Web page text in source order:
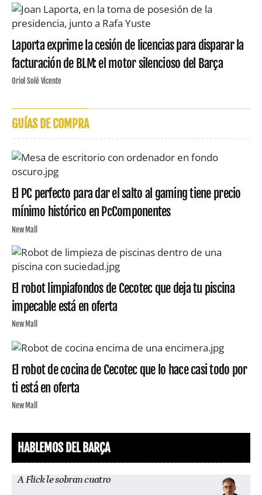
Laporta exprime la cesión de licencias para disparar la
facturación de BLM: el motor silencioso del Barça
Oriol Solé Vicente
GUÍAS DE COMPRA
El PC perfecto para dar el salto al gaming tiene precio
mínimo histórico en PcComponentes
New Mall
El robot limpiafondos de Cecotec que deja tu piscina
impecable está en oferta
New Mall
El robot de cocina de Cecotec que lo hace casi todo por
ti está en oferta
New Mall
HABLEMOS DEL BARÇA
A Flick le sobran cuatro